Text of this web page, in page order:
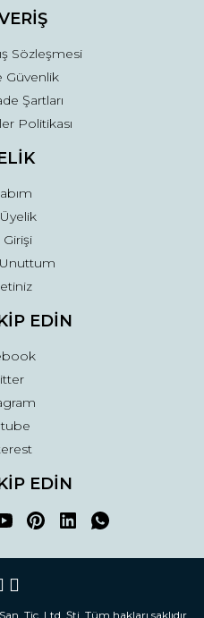
Sözleşmesi
Güvenlik
Şartları
Politikası
EDİN
EDİN
Tic. Ltd. Şti. Tüm hakları saklıdır.